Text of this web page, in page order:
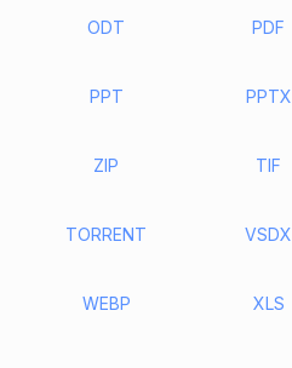
ODT PDF
PPT PPTX
ZIP TIF
TORRENT VSDX
WEBP XLS